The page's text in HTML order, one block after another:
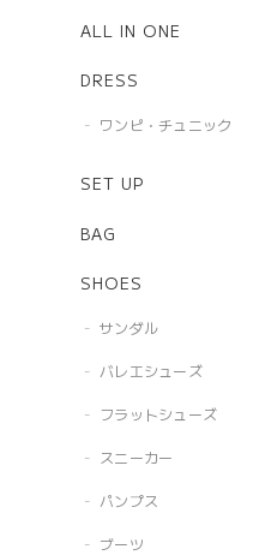
ALL IN ONE
DRESS
ワンピ・チュニック
SET UP
BAG
SHOES
サンダル
バレエシューズ
フラットシューズ
スニーカー
パンプス
ブーツ